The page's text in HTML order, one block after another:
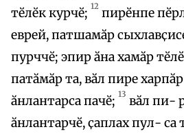
тӗлӗк курчӗ; 12 пирӗнпе
еврей, патшамӑр
пурччӗ; эпир ӑна хамӑр
патӑмӑр та, вӑл пире
ӑнлантарса пачӗ; 13 вӑл пи-
ӑнлантарчӗ, ҫаплах пул- са